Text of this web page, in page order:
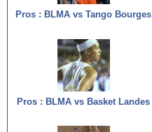
Pros : BLMA vs Tango Bourges
Pros : BLMA vs Basket Landes